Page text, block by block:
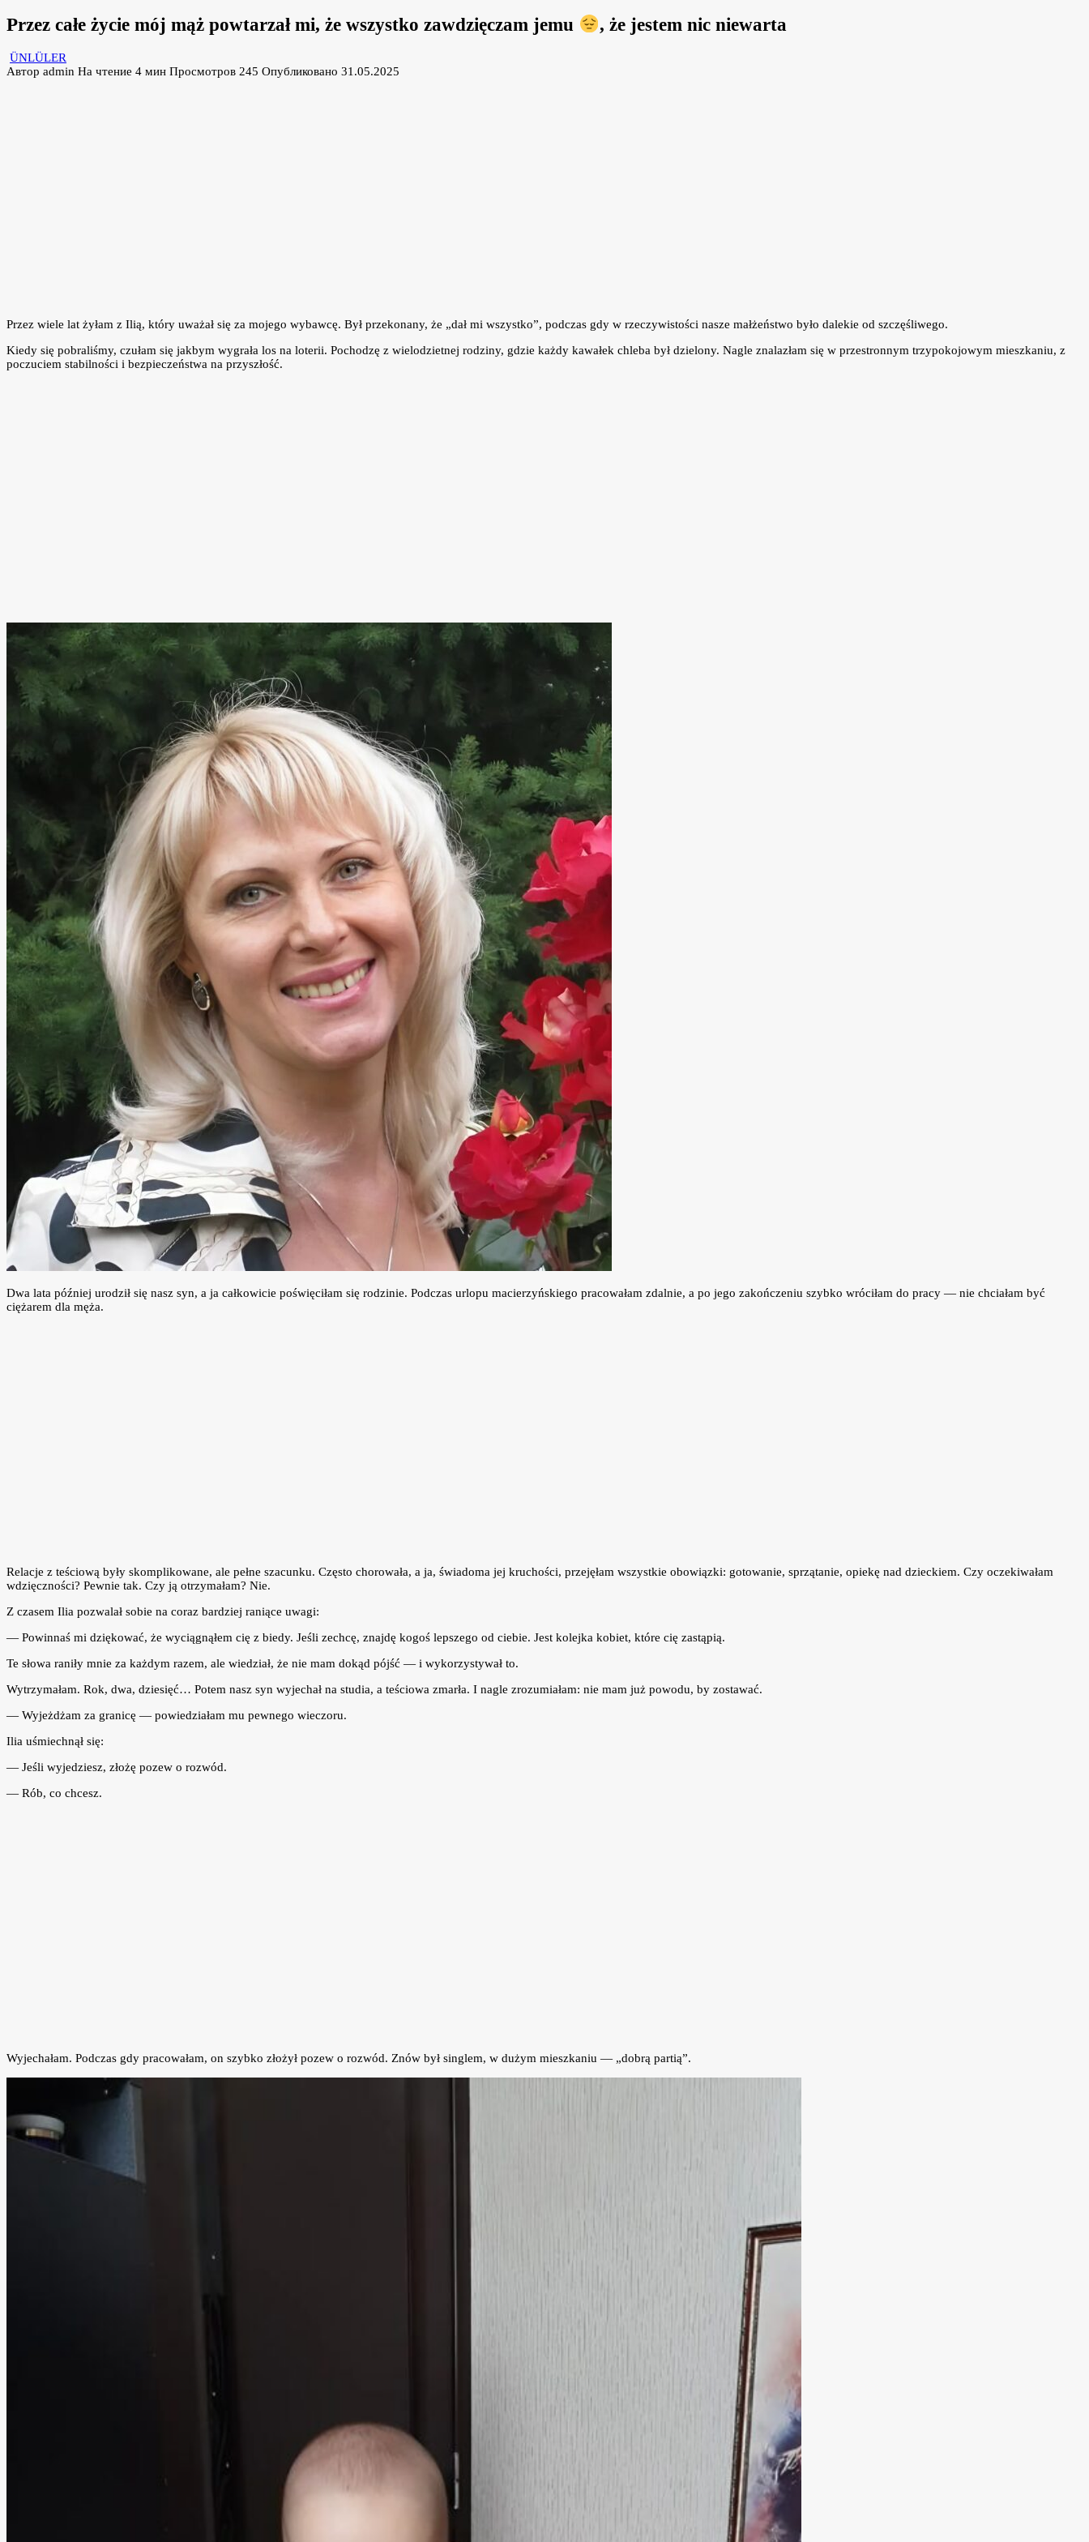
Przez całe życie mój mąż powtarzał mi, że wszystko zawdzięczam jemu , że jestem nic niewarta
ÜNLÜLER
Автор admin На чтение 4 мин Просмотров 245 Опубликовано 31.05.2025
Przez wiele lat żyłam z Ilią, który uważał się za mojego wybawcę. Był przekonany, że „dał mi wszystko”, podczas gdy w rzeczywistości nasze małżeństwo było dalekie od szczęśliwego.
Kiedy się pobraliśmy, czułam się jakbym wygrała los na loterii. Pochodzę z wielodzietnej rodziny, gdzie każdy kawałek chleba był dzielony. Nagle znalazłam się w przestronnym trzypokojowym mieszkaniu, z
poczuciem stabilności i bezpieczeństwa na przyszłość.
Dwa lata później urodził się nasz syn, a ja całkowicie poświęciłam się rodzinie. Podczas urlopu macierzyńskiego pracowałam zdalnie, a po jego zakończeniu szybko wróciłam do pracy — nie chciałam być
ciężarem dla męża.
Relacje z teściową były skomplikowane, ale pełne szacunku. Często chorowała, a ja, świadoma jej kruchości, przejęłam wszystkie obowiązki: gotowanie, sprzątanie, opiekę nad dzieckiem. Czy oczekiwałam
wdzięczności? Pewnie tak. Czy ją otrzymałam? Nie.
Z czasem Ilia pozwalał sobie na coraz bardziej raniące uwagi:
— Powinnaś mi dziękować, że wyciągnąłem cię z biedy. Jeśli zechcę, znajdę kogoś lepszego od ciebie. Jest kolejka kobiet, które cię zastąpią.
Te słowa raniły mnie za każdym razem, ale wiedział, że nie mam dokąd pójść — i wykorzystywał to.
Wytrzymałam. Rok, dwa, dziesięć… Potem nasz syn wyjechał na studia, a teściowa zmarła. I nagle zrozumiałam: nie mam już powodu, by zostawać.
— Wyjeżdżam za granicę — powiedziałam mu pewnego wieczoru.
Ilia uśmiechnął się:
— Jeśli wyjedziesz, złożę pozew o rozwód.
— Rób, co chcesz.
Wyjechałam. Podczas gdy pracowałam, on szybko złożył pozew o rozwód. Znów był singlem, w dużym mieszkaniu — „dobrą partią”.